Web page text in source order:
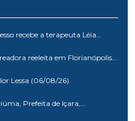
recebe a terapeuta Léia...
reeleita em Florianópolis...
Lessa (06/08/26)
Prefeita de Içara,...